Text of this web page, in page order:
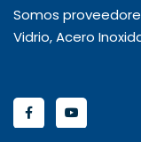
Somos
Vidrio, Acero